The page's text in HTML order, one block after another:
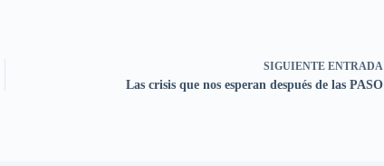
SIGUIENTE ENTRADA
Las crisis que nos esperan después de las PASO